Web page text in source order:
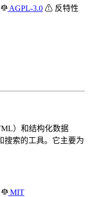
AGPL-3.0 ⚠ 反特性
）和结构化数据
搜索的工具。它主要为
MIT